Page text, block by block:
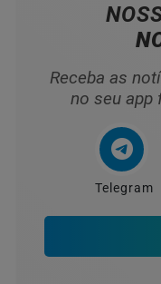
Receba as
no seu app
Telegram